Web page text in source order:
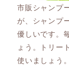
市販シャンプ
が、シャンプ
優しいです。
ょう。トリー
使いましょう。